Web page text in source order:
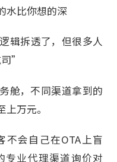
水比你想的深
辑拆透了，但很多人
”
舱，不同渠道拿到的
万元。
不会自己在OTA上盲
专业代理渠道询价对